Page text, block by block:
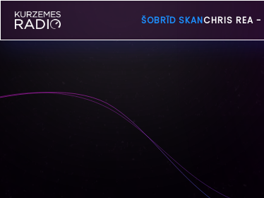
ŠOBRĪD SKANCHRIS REA -